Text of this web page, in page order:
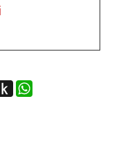
Push
to
WhatsApp